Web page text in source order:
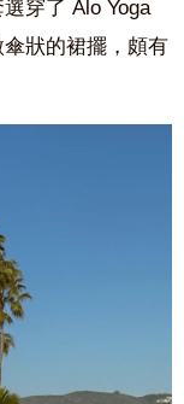
穿了 Alo Yoga
狀的裙擺，頗有